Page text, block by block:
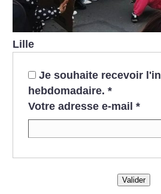
Lille
Je souhaite recevoir
hebdomadaire. *
Votre adresse e-mail *
Valider